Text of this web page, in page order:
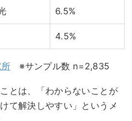
6.5%
4.5%
※サンプル数 n=2,835
とは、「わからないことが
て解決しやすい」というメ